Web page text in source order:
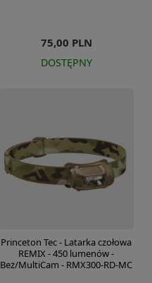
75,00 PLN
DOSTĘPNY
Princeton Tec - Latarka czołowa
REMIX - 450 lumenów -
Beż/MultiCam - RMX300-RD-MC